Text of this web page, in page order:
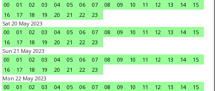
00
01 02 03 04 05 06 07 08 09 10 11 12 13 14
15
16
17 18 19 20 21 22
23
Sat 20 May 2023
00
01 02 03 04 05 06 07 08 09 10 11 12 13 14
15
16
17 18 19 20 21 22
23
Sun 21 May 2023
00
01 02 03 04 05 06 07 08 09 10 11 12 13 14
15
16
17 18 19 20 21 22
23
Mon 22 May 2023
00
01 02 03 04 05 06 07 08 09 10 11 12 13 14
15